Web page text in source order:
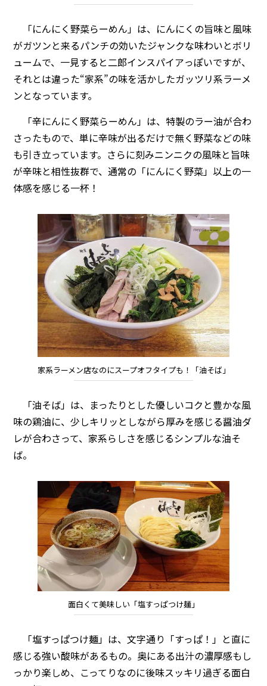
「にんにく野菜らーめん」は、にんにくの旨味と風味
がガツンと来るパンチの効いたジャンクな味わいとボリ
ュームで、一見すると二郎インスパイアっぽいですが、
それとは違った“家系”の味を活かしたガッツリ系ラーメ
ンとなっています。
「辛にんにく野菜らーめん」は、特製のラー油が合わ
さったもので、単に辛味が出るだけで無く野菜などの味
も引き立っています。さらに刻みニンニクの風味と旨味
が辛味と相性抜群で、通常の「にんにく野菜」以上の一
体感を感じる一杯！
家系ラーメン店なのにスープオフタイプも！「油そば」
「油そば」は、まったりとした優しいコクと豊かな風
味の鶏油に、少しキリッとしながら厚みを感じる醤油ダ
レが合わさって、家系らしさを感じるシンプルな油そ
ば。
面白くて美味しい「塩すっぱつけ麺」
「塩すっぱつけ麺」は、文字通り「すっぱ！」と直に
感じる強い酸味があるもの。奥にある出汁の濃厚感もし
っかり楽しめ、こってりなのに後味スッキリ過ぎる面白